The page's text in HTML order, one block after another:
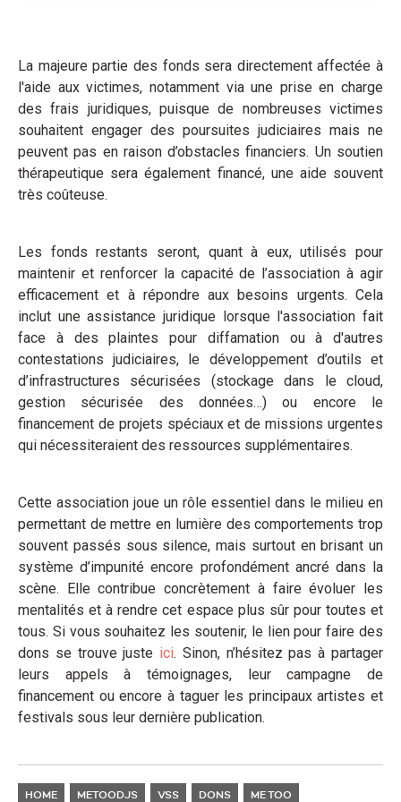
La majeure partie des fonds sera directement affectée à
l'aide aux victimes, notamment via une prise en charge
des frais juridiques, puisque de nombreuses victimes
souhaitent engager des poursuites judiciaires mais ne
peuvent pas en raison d’obstacles financiers. Un soutien
thérapeutique sera également financé, une aide souvent
très coûteuse.
Les fonds restants seront, quant à eux, utilisés pour
maintenir et renforcer la capacité de l’association à agir
efficacement et à répondre aux besoins urgents. Cela
inclut une assistance juridique lorsque l'association fait
face à des plaintes pour diffamation ou à d'autres
contestations judiciaires, le développement d’outils et
d’infrastructures sécurisées (stockage dans le cloud,
gestion sécurisée des données…) ou encore le
financement de projets spéciaux et de missions urgentes
qui nécessiteraient des ressources supplémentaires.
Cette association joue un rôle essentiel dans le milieu en
permettant de mettre en lumière des comportements trop
souvent passés sous silence, mais surtout en brisant un
système d’impunité encore profondément ancré dans la
scène. Elle contribue concrètement à faire évoluer les
mentalités et à rendre cet espace plus sûr pour toutes et
tous. Si vous souhaitez les soutenir, le lien pour faire des
dons se trouve juste ici. Sinon, n’hésitez pas à partager
leurs appels à témoignages, leur campagne de
financement ou encore à taguer les principaux artistes et
festivals sous leur dernière publication.
HOME METOODJS VSS DONS ME TOO